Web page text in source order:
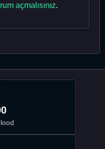
açmalısınız.